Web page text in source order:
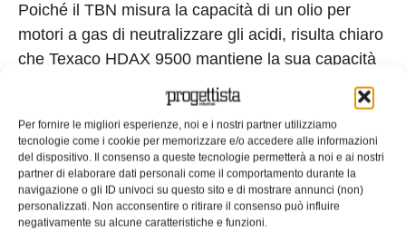
Per fornire le migliori esperienze, noi e i nostri partner utilizziamo
tecnologie come i cookie per memorizzare e/o accedere alle informazioni
del dispositivo. Il consenso a queste tecnologie permetterà a noi e ai nostri
partner di elaborare dati personali come il comportamento durante la
navigazione o gli ID univoci su questo sito e di mostrare annunci (non)
personalizzati. Non acconsentire o ritirare il consenso può influire
negativamente su alcune caratteristiche e funzioni.
Poiché il TBN misura la capacità di un olio per
motori a gas di neutralizzare gli acidi, risulta chiaro
che Texaco HDAX 9500 mantiene la sua capacità
di proteggere le parti motore durante intervalli
estesi di cambio carica, aspetto determinante
quando si lavora con gas particolarmente
aggressivi. Texaco HDAX 9500aiuta a tenere
sotto controllo i depositi carboniosi sui pistoni,
con buone prestazioni antiusura e antirigatura
contribuendo così ad allungare la vita del motore, a